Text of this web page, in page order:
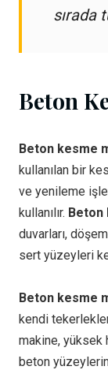
sırada
Beton
Beton kesme
kullanılan bir
ve yenileme
kullanılır. Beton
duvarları,
sert yüzeyleri
Beton kesme
kendi
makine, yüksek
beton